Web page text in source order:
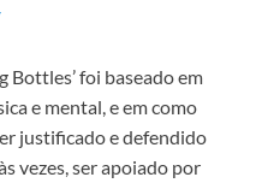
Bottles’ foi baseado em
e mental, e em como
justificado e defendido
vezes, ser apoiado por